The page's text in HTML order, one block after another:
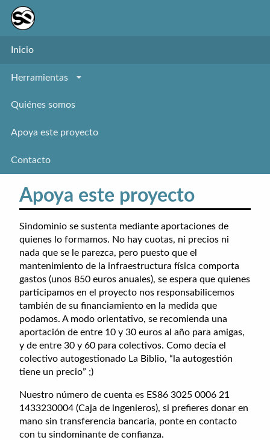
Inicio
Herramientas
Quiénes somos
Apoya este proyecto
Contacto
Apoya este proyecto
Sindominio se sustenta mediante aportaciones de
quienes lo formamos. No hay cuotas, ni precios ni
nada que se le parezca, pero puesto que el
mantenimiento de la infraestructura física comporta
gastos (unos 850 euros anuales), se espera que quienes
participamos en el proyecto nos responsabilicemos
también de su financiamiento en la medida que
podamos. A modo orientativo, se recomienda una
aportación de entre 10 y 30 euros al año para amigas,
y de entre 30 y 60 para colectivos. Como decía el
colectivo autogestionado La Biblio, “la autogestión
tiene un precio” ;)
Nuestro número de cuenta es ES86 3025 0006 21
1433230004 (Caja de ingenieros), si prefieres donar en
mano sin transferencia bancaria, ponte en contacto
con tu sindominante de confianza.